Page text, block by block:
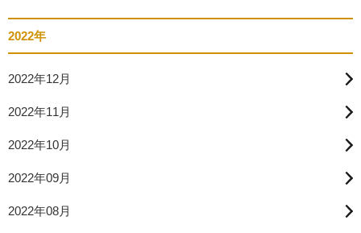
2022年
2022年12月
2022年11月
2022年10月
2022年09月
2022年08月